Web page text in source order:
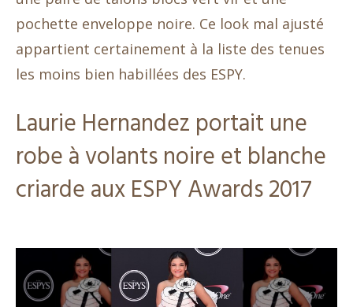
pochette enveloppe noire. Ce look mal ajusté
appartient certainement à la liste des tenues
les moins bien habillées des ESPY.
Laurie Hernandez portait une
robe à volants noire et blanche
criarde aux ESPY Awards 2017